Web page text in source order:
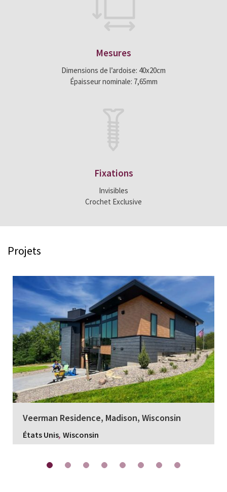
Mesures
Dimensions de l’ardoise: 40x20cm
Épaisseur nominale: 7,65mm
Fixations
Invisibles
Crochet Exclusive
Projets
Veerman Residence, Madison, Wisconsin
États Unis, Wisconsin